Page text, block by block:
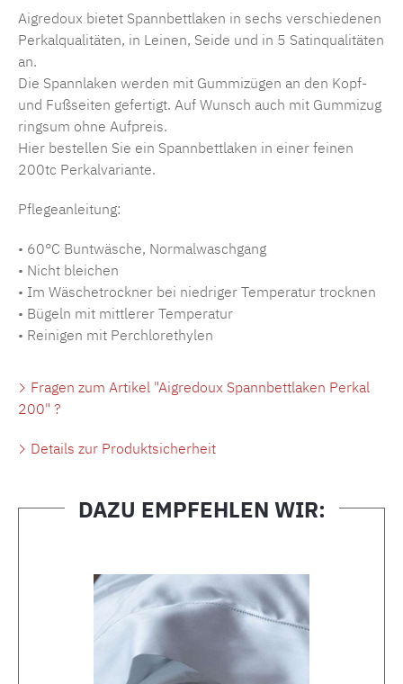
Aigredoux bietet Spannbettlaken in sechs verschiedenen
Perkalqualitäten, in Leinen, Seide und in 5 Satinqualitäten
an.
Die Spannlaken werden mit Gummizügen an den Kopf-
und Fußseiten gefertigt. Auf Wunsch auch mit Gummizug
ringsum ohne Aufpreis.
Hier bestellen Sie ein Spannbettlaken in einer feinen
200tc Perkalvariante.
Pflegeanleitung:
• 60°C Buntwäsche, Normalwaschgang
• Nicht bleichen
• Im Wäschetrockner bei niedriger Temperatur trocknen
• Bügeln mit mittlerer Temperatur
• Reinigen mit Perchlorethylen
Fragen zum Artikel "Aigredoux Spannbettlaken Perkal
200" ?
Details zur Produktsicherheit
DAZU EMPFEHLEN WIR: